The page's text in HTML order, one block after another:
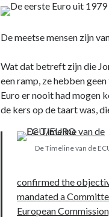
De meetse mensen zijn
Wat dat betreft zijn die
een ramp, ze hebben
Euro er nooit had mogen
de kers op de taart was,
De Timeline van de
confirmed the
mandated a
European